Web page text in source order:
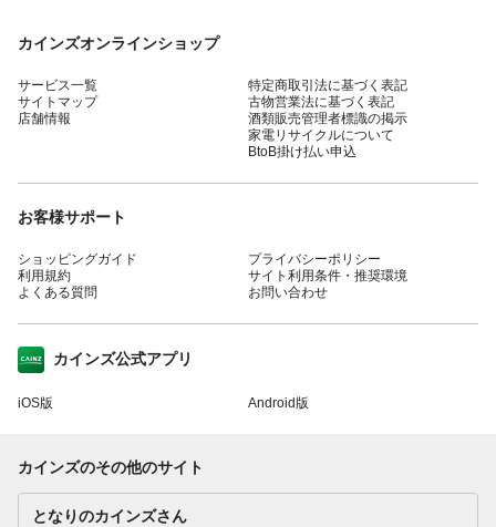
カインズオンラインショップ
サービス一覧
サイトマップ
店舗情報
特定商取引法に基づく表記
古物営業法に基づく表記
酒類販売管理者標識の掲示
家電リサイクルについて
BtoB掛け払い申込
お客様サポート
ショッピングガイド
利用規約
よくある質問
プライバシーポリシー
サイト利用条件・推奨環境
お問い合わせ
カインズ公式アプリ
iOS版 Android版
カインズのその他のサイト
となりのカインズさん